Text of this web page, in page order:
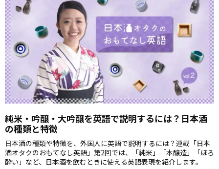
純米・吟醸・大吟醸を英語で説明するには？日本酒
の種類と特徴
日本酒の種類や特徴を、外国人に英語で説明するには？連載「日本
酒オタクのおもてなし英語」第2回では、「純米」「本醸造」「ほろ
酔い」など、日本酒を飲むときに使える英語表現を紹介します。